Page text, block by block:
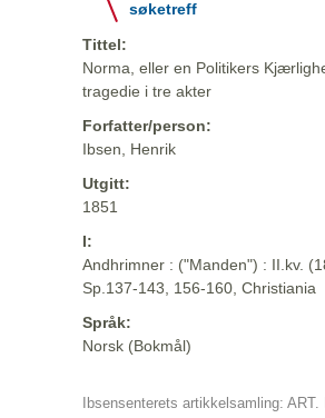
søketreff
Tittel:
Norma, eller en Politikers
tragedie i tre akter
Forfatter/person:
Ibsen, Henrik
Utgitt:
1851
I:
Andhrimner : ("Manden") : II.kv.
Sp.137-143, 156-160, Christiania
Språk:
Norsk (Bokmål)
Ibsensenterets artikkelsamling: ART.